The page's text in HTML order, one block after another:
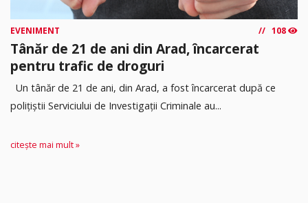
EVENIMENT 108
Tânăr de 21 de ani din Arad, încarcerat
pentru trafic de droguri
Un tânăr de 21 de ani, din Arad, a fost încarcerat după ce
polițiștii Serviciului de Investigații Criminale au...
citește mai mult »